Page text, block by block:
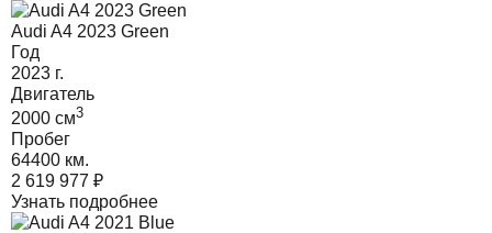
Audi A4 2023 Green
Год
2023 г.
Двигатель
2000 cм3
Пробег
64400 км.
2 619 977 ₽
Узнать подробнее